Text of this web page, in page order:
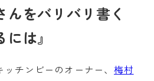
んをバリバリ書く
は』
チンビーのオーナー、 梅村